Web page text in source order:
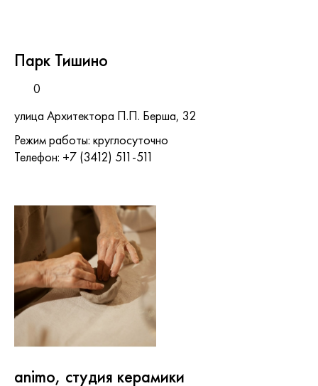
Парк Тишино
0
улица Архитектора П.П. Берша, 32
Режим работы: круглосуточно
Телефон: +7 (3412) 511-511
animo, студия керамики